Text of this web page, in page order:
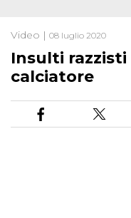
Video | 08 luglio 2020
Insulti razzisti
calciatore